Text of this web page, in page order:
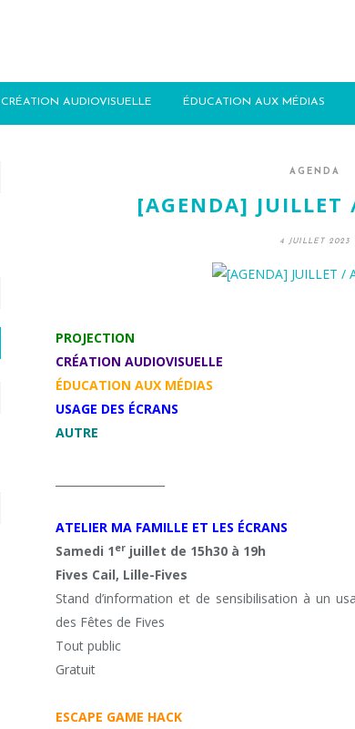
CRÉATION AUDIOVISUELLE ÉDUCATION AUX MÉDIAS
AGENDA
[AGENDA]
4 JUILLET 2023
PROJECTION
CRÉATION AUDIOVISUELLE
ÉDUCATION AUX MÉDIAS
USAGE DES ÉCRANS
AUTRE
ATELIER MA FAMILLE ET LES ÉCRANS
Samedi 1 er juillet de 15h30 à 19h
Fives Cail, Lille-Fives
Stand d’information et de sensibilisation à un
des Fêtes de Fives
Tout public
Gratuit
ESCAPE GAME HACK